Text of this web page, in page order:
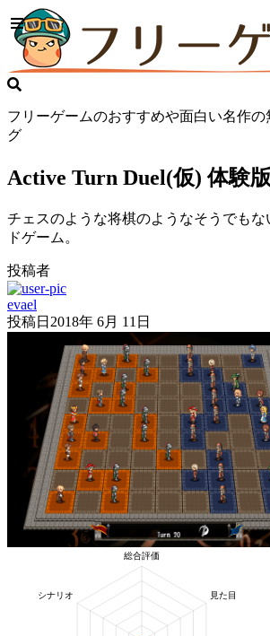
フリーゲームのおすすめや面白い名作
グ
Active Turn Duel(仮) 体験版
チェスのような将棋のようなそうでも
ドゲーム。
投稿者
evael
投稿日 2018年 6月 11日